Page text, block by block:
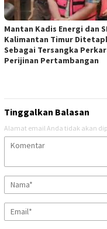
Mantan Kadis Energi dan
Kalimantan Timur
Sebagai Tersangka
Perijinan Pertambangan
Tinggalkan Balasan
Alamat email Anda tidak akan